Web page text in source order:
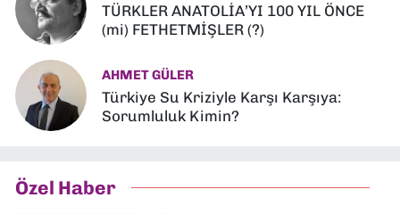
TÜRKLER ANATOLİA’YI 100 YIL ÖNCE
(mi) FETHETMİŞLER (?)
AHMET GÜLER
Türkiye Su Kriziyle Karşı Karşıya:
Sorumluluk Kimin?
Özel Haber